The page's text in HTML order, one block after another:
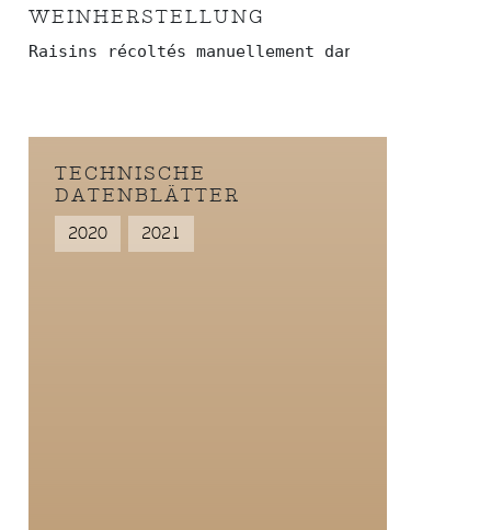
WEINHERSTELLUNG
Raisins récoltés manuellement dans des
TECHNISCHE
DATENBLÄTTER
2020 2021